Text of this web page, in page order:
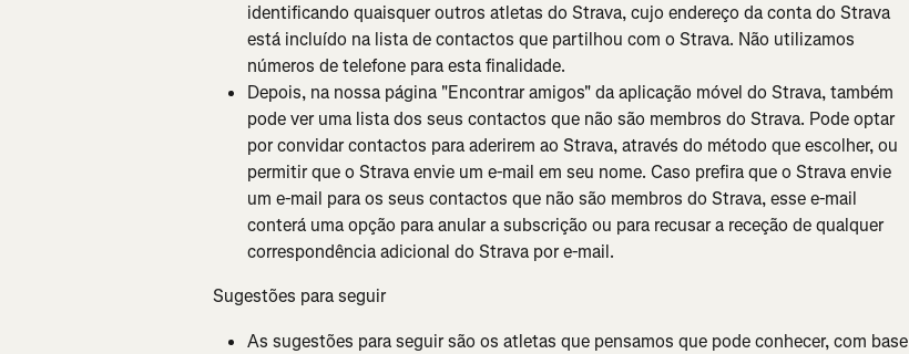
identificando quaisquer outros atletas do Strava, cujo endereço da conta do Strava
está incluído na lista de contactos que partilhou com o Strava. Não utilizamos
números de telefone para esta finalidade.
Depois, na nossa página "Encontrar amigos" da aplicação móvel do Strava, também
pode ver uma lista dos seus contactos que não são membros do Strava. Pode optar
por convidar contactos para aderirem ao Strava, através do método que escolher, ou
permitir que o Strava envie um e-mail em seu nome. Caso prefira que o Strava envie
um e-mail para os seus contactos que não são membros do Strava, esse e-mail
conterá uma opção para anular a subscrição ou para recusar a receção de qualquer
correspondência adicional do Strava por e-mail.
Sugestões para seguir
As sugestões para seguir são os atletas que pensamos que pode conhecer, com base